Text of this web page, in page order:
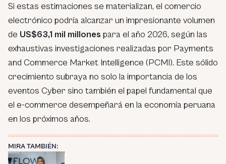
Si estas estimaciones se materializan, el comercio
electrónico podría alcanzar un impresionante volumen
de US$63,1 mil millones para el año 2026, según las
exhaustivas investigaciones realizadas por Payments
and Commerce Market Intelligence (PCMI). Este sólido
crecimiento subraya no solo la importancia de los
eventos Cyber sino también el papel fundamental que
el e-commerce desempeñará en la economía peruana
en los próximos años.
MIRA TAMBIÉN: